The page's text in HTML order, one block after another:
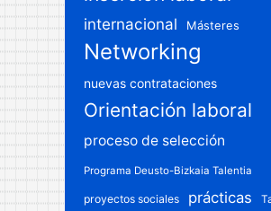
internacional Másteres
Networking
nuevas contrataciones
Orientación laboral
proceso de selección
Programa Deusto-Bizkaia Talentia
proyectos sociales prácticas